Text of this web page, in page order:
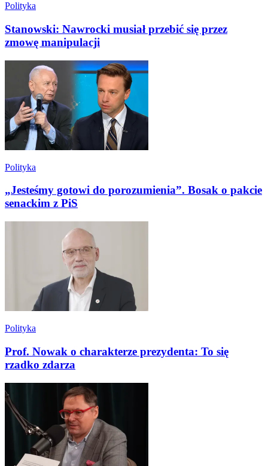
Polityka
Stanowski: Nawrocki musiał przebić się przez
zmowę manipulacji
Polityka
„Jesteśmy gotowi do porozumienia”. Bosak o pakcie
senackim z PiS
Polityka
Prof. Nowak o charakterze prezydenta: To się
rzadko zdarza